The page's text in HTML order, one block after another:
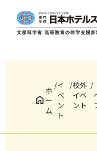
ホ
ー
ム
イ
ベ
ン
ト
校外
イベ
ント